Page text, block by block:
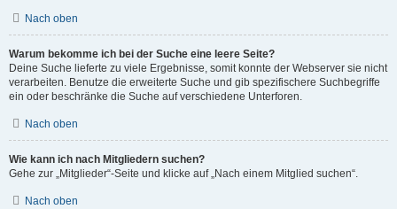
Nach oben
Warum bekomme ich bei der Suche eine leere Seite?
Deine Suche lieferte zu viele Ergebnisse, somit konnte der Webserver sie nicht
verarbeiten. Benutze die erweiterte Suche und gib spezifischere Suchbegriffe
ein oder beschränke die Suche auf verschiedene Unterforen.
Nach oben
Wie kann ich nach Mitgliedern suchen?
Gehe zur „Mitglieder“-Seite und klicke auf „Nach einem Mitglied suchen“.
Nach oben